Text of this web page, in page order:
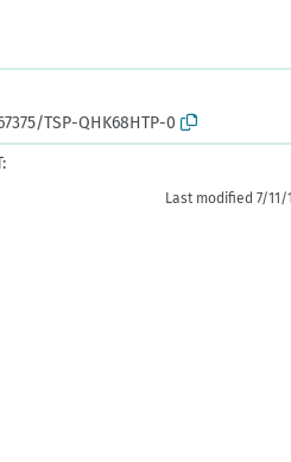
TSP-QHK68HTP-0
Last modified 7/11/